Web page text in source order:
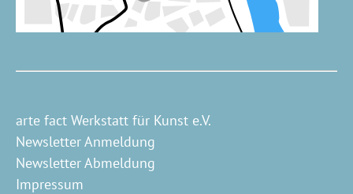
arte fact Werkstatt für Kunst e.V.
Newsletter Anmeldung
Newsletter Abmeldung
Impressum